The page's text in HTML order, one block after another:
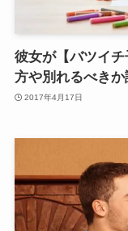
彼女が【バツイ
方や別れるべきか
2017年4月17日